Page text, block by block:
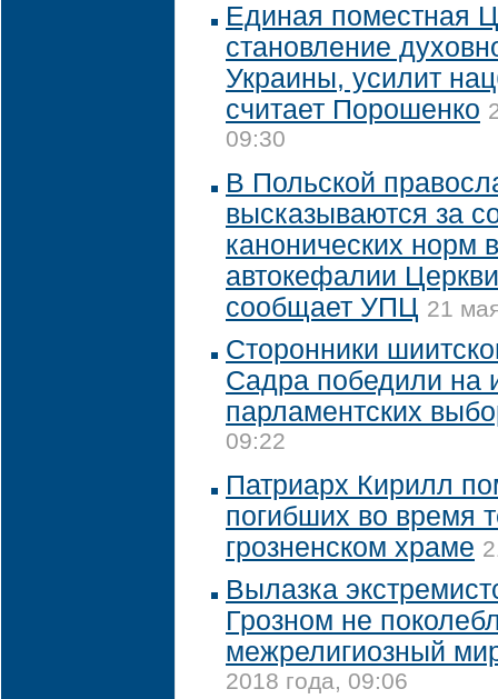
Единая поместная
становление
Украины, усилит
считает Порошенко
09:30
В Польской
высказываются за
канонических норм
автокефалии
сообщает УПЦ 21
Сторонники
Садра победили на
парламентских
09:22
Патриарх Кирилл
погибших во время
грозненском храме
Вылазка
Грозном не
межрелигиозный
2018 года, 09:06